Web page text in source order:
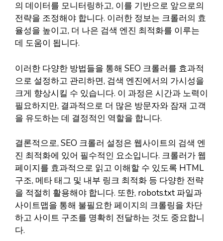
의 데이터를 모니터링하고, 이를 기반으로 앞으로의
전략을 조정해야 합니다. 이러한 정보는 크롤러의 효
율성을 높이고, 더 나은 검색 엔진 최적화를 이루는
데 도움이 됩니다.
이러한 다양한 방법들을 통해 SEO 크롤러를 효과적
으로 설정하고 관리하면, 검색 엔진에서의 가시성을
크게 향상시킬 수 있습니다. 이 과정은 시간과 노력이
필요하지만, 결과적으로 더 많은 방문자와 잠재 고객
을 유도하는 데 결정적인 역할을 합니다.
결론적으로, SEO 크롤러 설정은 웹사이트의 검색 엔
진 최적화에 있어 필수적인 요소입니다. 크롤러가 웹
페이지를 효과적으로 읽고 이해할 수 있도록 HTML
구조, 메타 태그 및 내부 링크 최적화 등 다양한 전략
을 적절히 활용해야 합니다. 또한, robots.txt 파일과
사이트맵을 통해 불필요한 페이지의 크롤링을 차단
하고 사이트 구조를 명확히 전달하는 것도 중요합니
다.